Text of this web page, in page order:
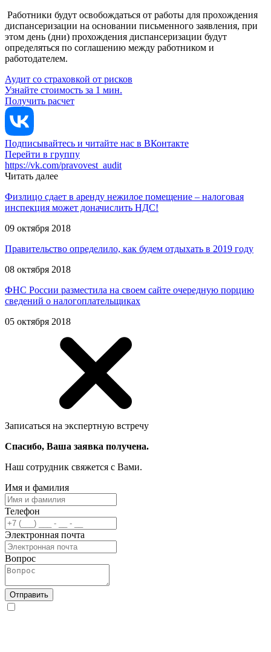
Работники будут освобождаться от работы для прохождения
диспансеризации на основании письменного заявления, при
этом день (дни) прохождения диспансеризации будут
определяться по соглашению между работником и
работодателем.
Аудит со страховкой от рисков
Узнайте стоимость за 1 мин.
Получить расчет
Подписывайтесь и читайте нас в ВКонтакте
Перейти в группу
https://vk.com/pravovest_audit
Читать далее
Физлицо сдает в аренду нежилое помещение – налоговая
инспекция может доначислить НДС!
09 октября 2018
Правительство определило, как будем отдыхать в 2019 году
08 октября 2018
ФНС России разместила на своем сайте очередную порцию
сведений о налогоплательщиках
05 октября 2018
Записаться на экспертную встречу
Спасибо, Ваша заявка получена.
Наш сотрудник свяжется с Вами.
Имя и фамилия
Телефон
Электронная почта
Вопрос
Отправить